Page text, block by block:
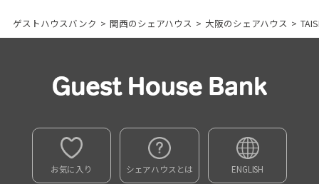
ゲストハウスバンク > 関西のシェアハウス > 大阪のシェアハウス >
お気に入り シェアハウスとは ENGLISH